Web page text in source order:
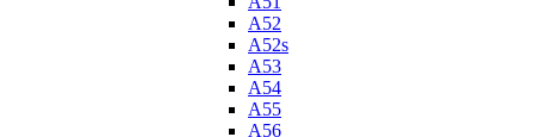
A52
A52s
A53
A54
A55
A56